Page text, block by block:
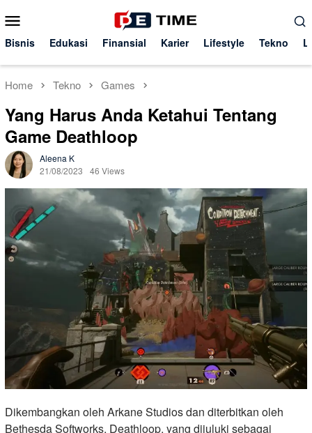
to
contentMenu
Bisnis Edukasi Finansial Karier Lifestyle Tekno
Home Tekno Games
Yang Harus Anda Ketahui Tentang
Game Deathloop
Aleena K
21/08/2023
46 Views
Dikembangkan oleh Arkane Studios dan diterbitkan oleh
Bethesda Softworks, Deathloop, yang dijuluki sebagai